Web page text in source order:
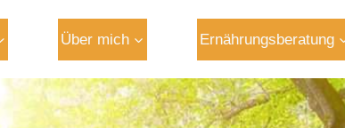
Über mich Ernährungsberatung